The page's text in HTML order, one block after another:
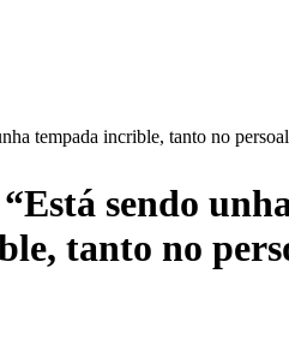
sendo
tanto no